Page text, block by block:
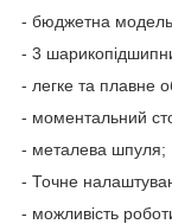
- бюджетна модель
- 3
- легке та плавне
- моментальний
- металева шпуля;
- Точне
- можливість